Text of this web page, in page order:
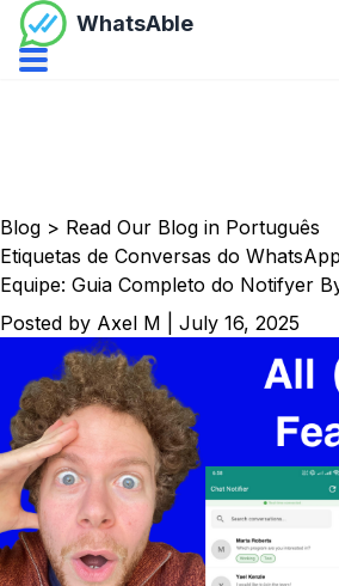
WhatsAble
Open navbar menu
Blog > Read Our Blog in Português
Etiquetas de Conversas do
Equipe: Guia Completo do Notifyer
Posted by Axel M July 16, 2025